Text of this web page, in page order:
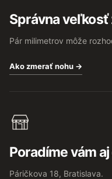
Správna veľkosť
Pár milimetrov môže
Ako zmerať nohu →
Poradíme vám
Páričkova 18, Bratislava.